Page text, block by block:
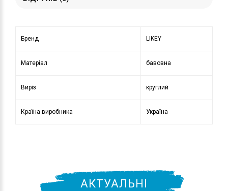
Бренд LIKEY
Матеріал бавовна
Виріз круглий
Країна виробника Україна
АКТУАЛЬНІ